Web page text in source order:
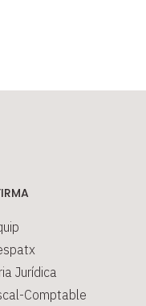
Jurídica
Comptable